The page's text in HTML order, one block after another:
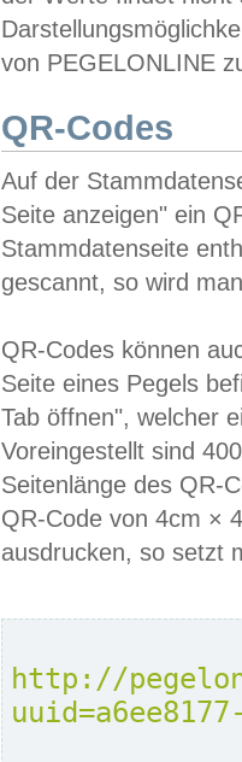
von PEGELONLINE
QR-Codes
Auf der
Seite anzeigen" ein
Stammdatenseite
gescannt, so wird
QR-Codes können
Seite eines Pegels
Tab öffnen", welcher
Voreingestellt sind
Seitenlänge des QR-
QR-Code von 4cm ×
ausdrucken, so setzt
http://